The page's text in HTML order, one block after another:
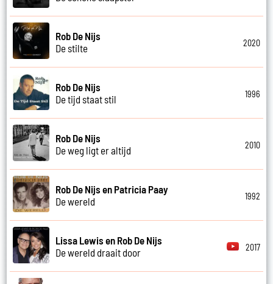
Rob De Nijs
De stilte
2020
Rob De Nijs
De tijd staat stil
1996
Rob De Nijs
De weg ligt er altijd
2010
Rob De Nijs en Patricia Paay
De wereld
1992
Lissa Lewis en Rob De Nijs
De wereld draait door
2017